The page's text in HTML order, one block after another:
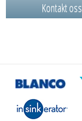
Kontakt oss